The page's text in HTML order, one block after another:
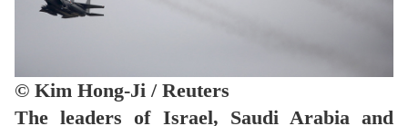
© Kim Hong-Ji / Reuters
The leaders of Israel, Saudi Arabia and